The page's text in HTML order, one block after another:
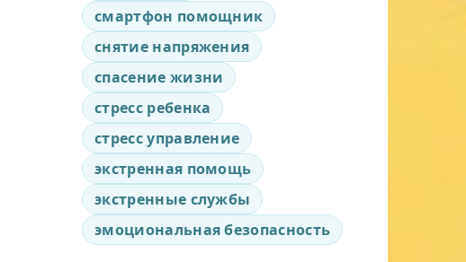
смартфон помощник
снятие напряжения
спасение жизни
стресс ребенка
стресс управление
экстренная помощь
экстренные службы
эмоциональная безопасность